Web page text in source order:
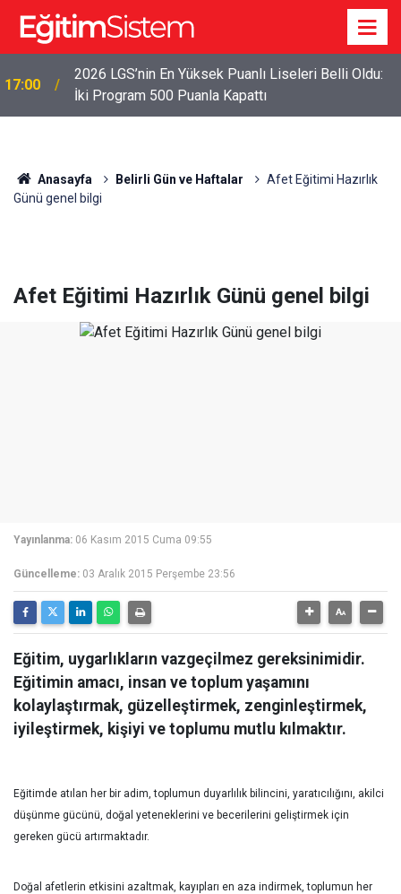
2026 LGS’nin En Yüksek Puanlı Liseleri Belli Oldu:
İki Program 500 Puanla Kapattı
12:45
2026 LGS İlk Yerleştirme Verileri Açıklandı: Sınavla
Alan Liseler Yüzde 95,76 Doldu
Anasayfa Belirli Gün ve Haftalar
Afet Eğitimi Hazırlık
Günü genel bilgi
Afet Eğitimi Hazırlık Günü genel bilgi
Yayınlanma: 06 Kasım 2015 Cuma 09:55
Güncelleme: 03 Aralık 2015 Perşembe 23:56
Eğitim, uygarlıkların vazgeçilmez gereksinimidir.
Eğitimin amacı, insan ve toplum yaşamını
kolaylaştırmak, güzelleştirmek, zenginleştirmek,
iyileştirmek, kişiyi ve toplumu mutlu kılmaktır.
Eğitimde atılan her bir adim, toplumun duyarlılık bilincini, yaratıcılığını, akilci
düşünme gücünü, doğal yeteneklerini ve becerilerini geliştirmek için
gereken gücü artırmaktadır.
Doğal afetlerin etkisini azaltmak, kayıpları en aza indirmek, toplumun her